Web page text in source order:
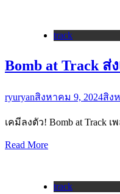
track
Bomb at Track
ryuryanสิงหาคม 9, 2024สิง
เคมีลงตัว! Bomb at Track
Read More
track